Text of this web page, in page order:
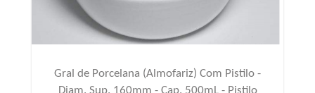
Gral de Porcelana (Almofariz) Com Pistilo -